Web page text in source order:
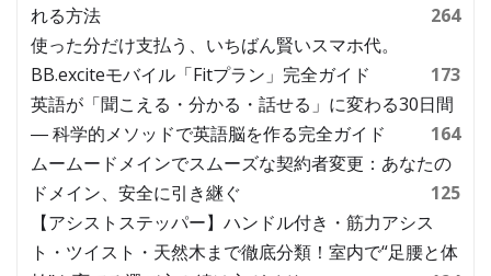
れる方法
264
使った分だけ支払う、いちばん賢いスマホ代。
BB.exciteモバイル「Fitプラン」完全ガイド
173
英語が「聞こえる・分かる・話せる」に変わる30日間
― 科学的メソッドで英語脳を作る完全ガイド
164
ムームードメインでスムーズな契約者変更：あなたの
ドメイン、安全に引き継ぐ
125
【アシストステッパー】ハンドル付き・筋力アシス
ト・ツイスト・天然木まで徹底分類！室内で“足腰と体